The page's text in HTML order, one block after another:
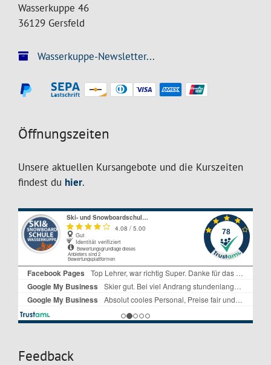
Wasserkuppe 46
36129 Gersfeld
Wasserkuppe-Newsletter...
Öffnungszeiten
Unsere aktuellen Kursangebote und die Kurszeiten
findest du hier.
Feedback